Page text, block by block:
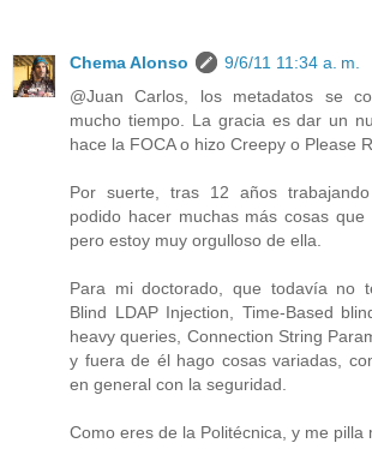
Chema Alonso
9/6/11 11:34 a. m.
@Juan Carlos, los metadatos se
mucho tiempo. La gracia es dar un
hace la FOCA o hizo Creepy o Please
Por suerte, tras 12 años
podido hacer muchas más cosas que
pero estoy muy orgulloso de ella.
Para mi doctorado, que todavía no
Blind LDAP Injection, Time-Based
heavy queries, Connection String
y fuera de él hago cosas variadas,
en general con la seguridad.
Como eres de la Politécnica, y me pilla